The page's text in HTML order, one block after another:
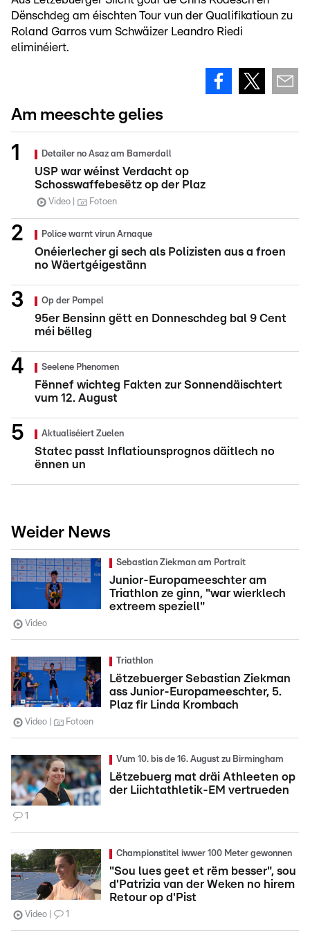
Dënschdeg am éischten Tour vun der Qualifikatioun zu
Roland Garros vum Schwäizer Leandro Riedi
eliminéiert.
Am meeschte gelies
Detailer no Asaz am Bamerdall
USP war wéinst Verdacht op
Schosswaffebesëtz op der Plaz
Video Fotoen
Police warnt virun Arnaque
Onéierlecher gi sech als Polizisten aus a froen
no Wäertgéigestänn
Op der Pompel
95er Bensinn gëtt en Donneschdeg bal 9 Cent
méi bëlleg
Seelene Phenomen
Fënnef wichteg Fakten zur Sonnendäischtert
vum 12. August
Aktualiséiert Zuelen
Statec passt Inflatiounsprognos däitlech no
ënnen un
Weider News
Sebastian Ziekman am Portrait
Junior-Europameeschter am
Triathlon ze ginn, "war wierklech
extreem speziell"
Video
Triathlon
Lëtzebuerger Sebastian Ziekman
ass Junior-Europameeschter, 5.
Plaz fir Linda Krombach
Video Fotoen
Vum 10. bis de 16. August zu Birmingham
Lëtzebuerg mat dräi Athleeten op
der Liichtathletik-EM vertrueden
1
Championstitel iwwer 100 Meter gewonnen
"Sou lues geet et rëm besser", sou
d'Patrizia van der Weken no hirem
Retour op d'Pist
Video 1